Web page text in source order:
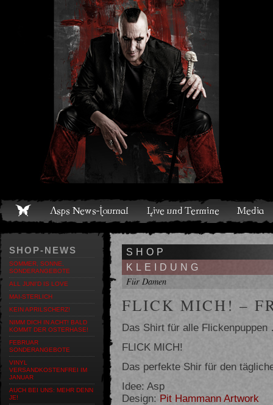
Live und Termine Media Shop Band Discografie
SHOP-NEWS
SOMMER, SONNE,
SONDERANGEBOTE
ALL JUNI'D IS LOVE
MAI-STERLICH
KEIN APRILSCHERZ!
NIMM DICH IN ACHT! BALD
KOMMT DER OSTERHASE!
FEBRUAR
SONDERANGEBOTE
VINYL
VERSANDKOSTENFREI IM
JANUAR
AUCH BEI UNS: MEHR DENN
JE!
SHOP
KLEIDUNG
Für Damen
FLICK MICH! –
Das Shirt für alle
FLICK MICH!
Das perfekte Shir für den
Idee: Asp
Design: Pit Hammann Artwork